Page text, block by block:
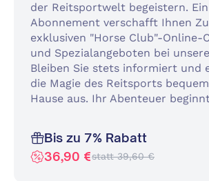
der Reitsportwelt begeistern. Ein
Abonnement verschafft Ihnen
exklusiven "Horse Club"-Online-
und Spezialangeboten bei
Bleiben Sie stets informiert und
die Magie des Reitsports
Hause aus. Ihr Abenteuer
Bis zu 7% Rabatt
36,90 €statt 39,60 €